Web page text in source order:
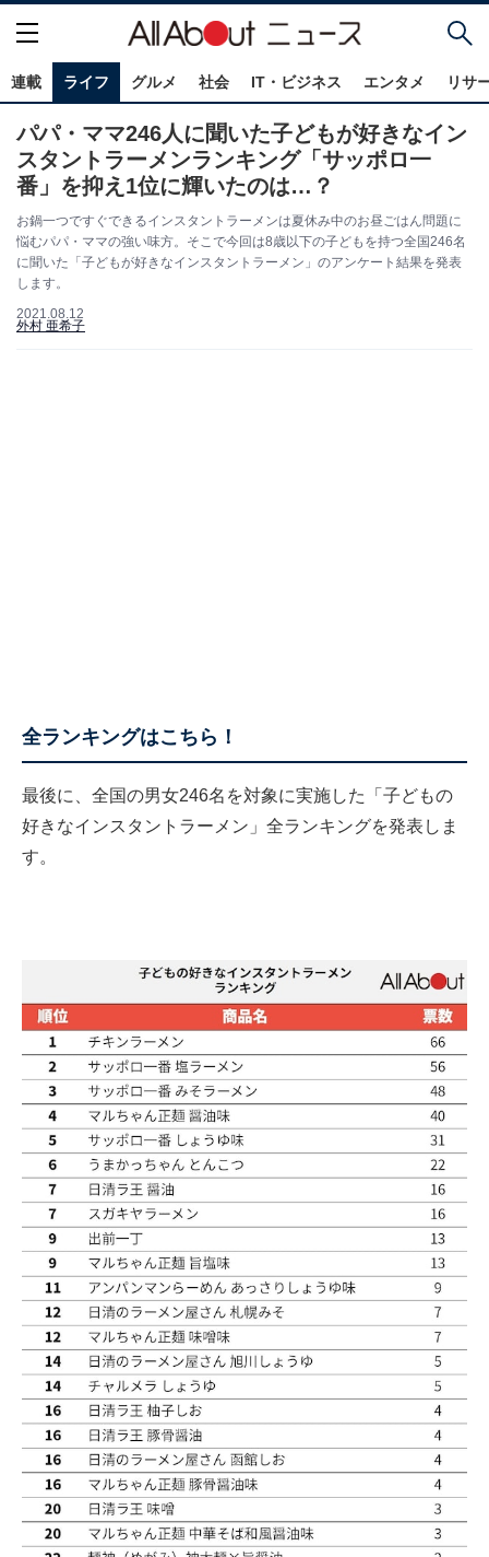
連載 ライフ グルメ 社会 IT・ビジネス エンタメ リサ
パパ・ママ246人に聞いた子どもが好きなイン
スタントラーメンランキング「サッポロ一
番」を抑え1位に輝いたのは…？
お鍋一つですぐできるインスタントラーメンは夏休み中のお昼ごはん問題に
悩むパパ・ママの強い味方。そこで今回は8歳以下の子どもを持つ全国246名
に聞いた「子どもが好きなインスタントラーメン」のアンケート結果を発表
します。
2021.08.12
外村 亜希子
全ランキングはこちら！
最後に、全国の男女246名を対象に実施した「子どもの
好きなインスタントラーメン」全ランキングを発表しま
す。